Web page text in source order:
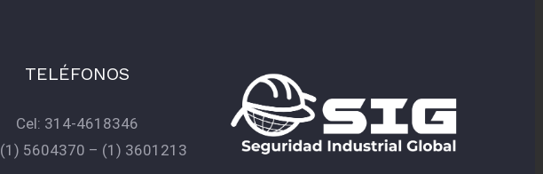
TELÉFONOS
Cel: 314-4618346
(1) 5604370 – (1) 3601213